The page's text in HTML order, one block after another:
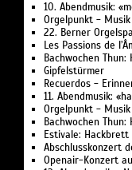
10. Abendmusik:
Orgelpunkt -
22. Berner
Les Passions de
Bachwochen Thun:
Gipfelstürmer
Recuerdos -
11. Abendmusik:
Orgelpunkt -
Bachwochen
Estivale: Hackbrett
Abschlusskonzert
Openair-Konzert